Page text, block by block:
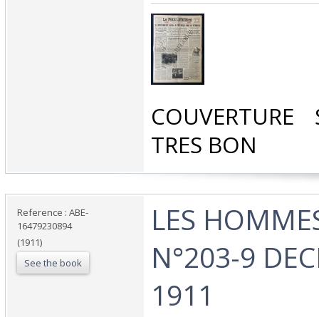
TRES BON‎
Reference : ABE-
16479230894
(1911)
See the book
‎LES
N°203-9
1911‎